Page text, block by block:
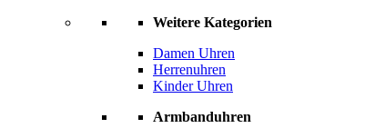
Weitere Kategorien
Damen Uhren
Herrenuhren
Kinder Uhren
Armbanduhren